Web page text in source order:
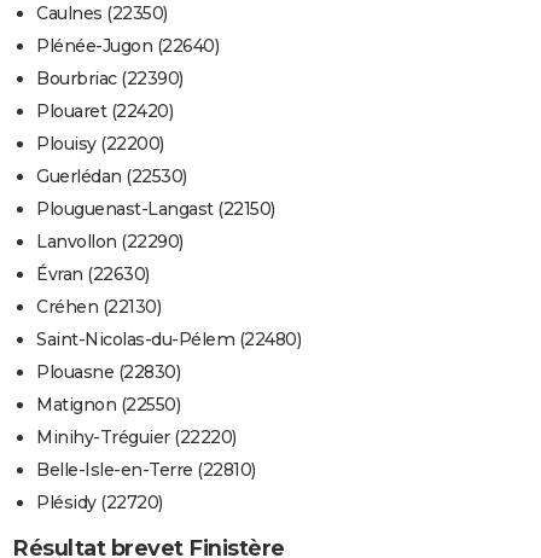
Caulnes (22350)
Plénée-Jugon (22640)
Bourbriac (22390)
Plouaret (22420)
Plouisy (22200)
Guerlédan (22530)
Plouguenast-Langast (22150)
Lanvollon (22290)
Évran (22630)
Créhen (22130)
Saint-Nicolas-du-Pélem (22480)
Plouasne (22830)
Matignon (22550)
Minihy-Tréguier (22220)
Belle-Isle-en-Terre (22810)
Plésidy (22720)
Résultat brevet Finistère